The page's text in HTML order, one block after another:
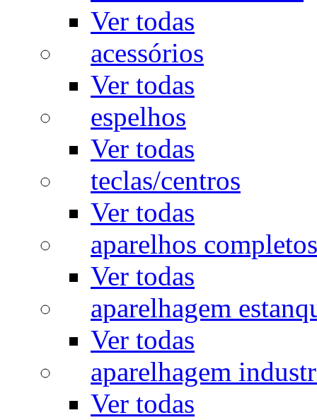
Ver todas
acessórios
Ver todas
espelhos
Ver todas
teclas/centros
Ver todas
aparelhos completos
Ver todas
aparelhagem
Ver todas
aparelhagem
Ver todas